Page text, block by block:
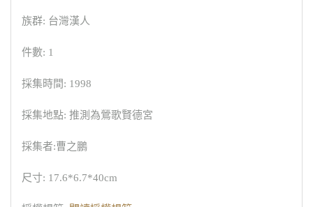
族群: 台灣漢人
件數: 1
採集時間: 1998
採集地點: 推測為鶯歌賢德宮
採集者:曹之鵬
尺寸: 17.6*6.7*40cm